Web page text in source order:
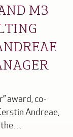
M3
award, co-
Andreae,
the…